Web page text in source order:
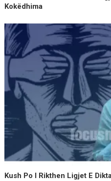
Kokëdhima
Kush Po I Rikthen Ligjet E